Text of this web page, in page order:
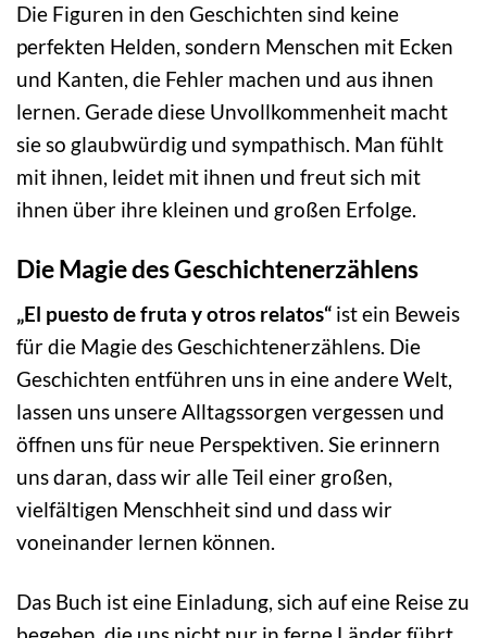
Die Figuren in den Geschichten sind keine
perfekten Helden, sondern Menschen mit Ecken
und Kanten, die Fehler machen und aus ihnen
lernen. Gerade diese Unvollkommenheit macht
sie so glaubwürdig und sympathisch. Man fühlt
mit ihnen, leidet mit ihnen und freut sich mit
ihnen über ihre kleinen und großen Erfolge.
Die Magie des Geschichtenerzählens
„El puesto de fruta y otros relatos“ ist ein Beweis
für die Magie des Geschichtenerzählens. Die
Geschichten entführen uns in eine andere Welt,
lassen uns unsere Alltagssorgen vergessen und
öffnen uns für neue Perspektiven. Sie erinnern
uns daran, dass wir alle Teil einer großen,
vielfältigen Menschheit sind und dass wir
voneinander lernen können.
Das Buch ist eine Einladung, sich auf eine Reise zu